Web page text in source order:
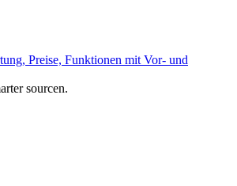
Preise, Funktionen mit Vor- und
sourcen.